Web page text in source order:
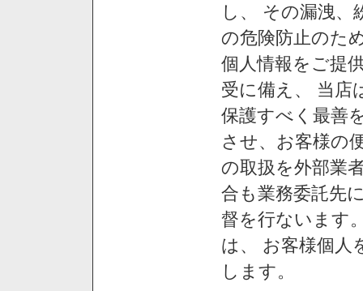
し、 その漏洩、
の危険防止のた
個人情報をご提
受に備え、 当店
保護すべく最善
させ、お客様の
の取扱を外部業
合も業務委託先
督を行ないます
は、 お客様個人
します。